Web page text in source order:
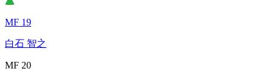
MF 19
白石 智之
MF 20